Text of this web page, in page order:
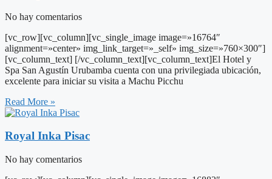
No hay comentarios
[vc_row][vc_column][vc_single_image image=»16764″
alignment=»center» img_link_target=»_self» img_size=»760×300″]
[vc_column_text] [/vc_column_text][vc_column_text]El Hotel y
Spa San Agustín Urubamba cuenta con una privilegiada ubicación,
excelente para iniciar su visita a Machu Picchu
Read More »
Royal Inka Pisac
No hay comentarios